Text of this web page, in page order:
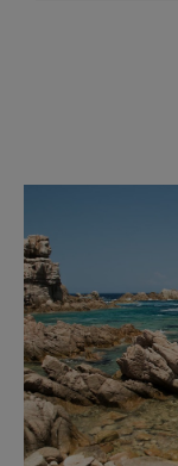
KONTAKT